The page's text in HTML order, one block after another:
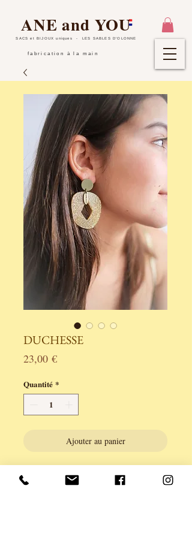
SACS et BIJOUX uniques - LES SABLES D'OLONNE
ANE and YOU
fabrication à la main
DUCHESSE
23,00 €Prix
Quantité *
Ajouter au panier
Boucles en laiton finition bronze et
perles.